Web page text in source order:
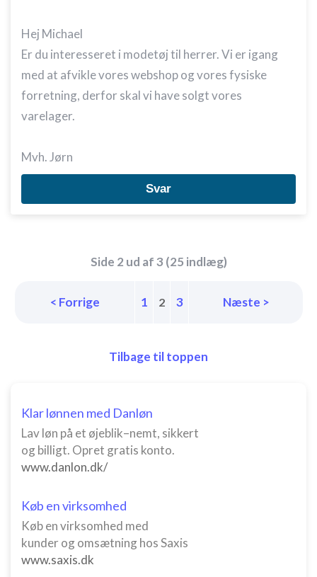
Hej Michael
Er du interesseret i modetøj til herrer. Vi er igang
med at afvikle vores webshop og vores fysiske
forretning, derfor skal vi have solgt vores
varelager.
Mvh. Jørn
Svar
Side 2 ud af 3 (25 indlæg)
< Forrige 1 2 3 Næste >
Tilbage til toppen
Klar lønnen med Danløn
Lav løn på et øjeblik–nemt, sikkert
og billigt. Opret gratis konto.
www.danlon.dk/
Køb en virksomhed
Køb en virksomhed med
kunder og omsætning hos Saxis
www.saxis.dk